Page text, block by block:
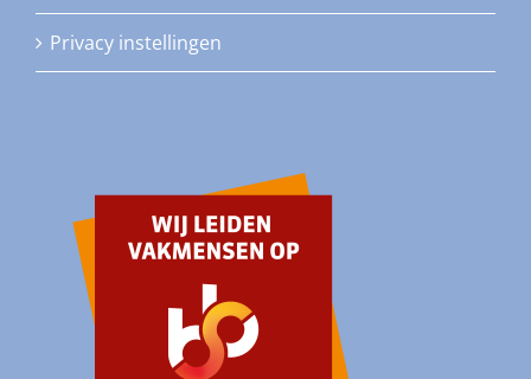
Privacy instellingen